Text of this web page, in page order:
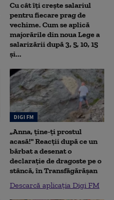
Cu cât îți crește salariul
pentru fiecare prag de
vechime. Cum se aplică
majorările din noua Lege a
salarizării după 3, 5, 10, 15
și...
DIGI FM
„Anna, ţine-ţi prostul
acasă!" Reacţii după ce un
bărbat a desenat o
declaraţie de dragoste pe o
stâncă, în Transfăgărăşan
Descarcă aplicația Digi FM